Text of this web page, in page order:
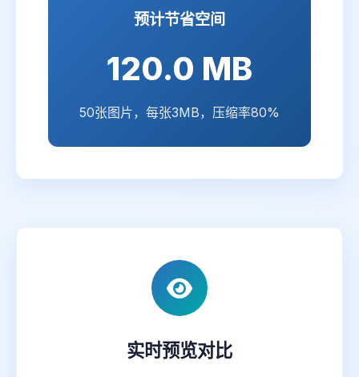
预计节省空间
120.0 MB
50张图片，每张3MB，压缩率80%
实时预览对比